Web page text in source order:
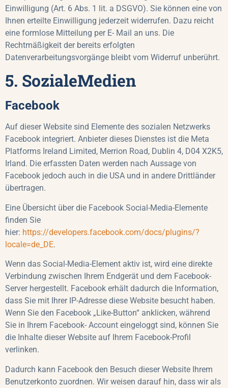
Einwilligung (Art. 6 Abs. 1 lit. a DSGVO). Sie können eine von
Ihnen erteilte Einwilligung jederzeit widerrufen. Dazu reicht
eine formlose Mitteilung per E- Mail an uns. Die
Rechtmäßigkeit der bereits erfolgten
Datenverarbeitungsvorgänge bleibt vom Widerruf unberührt.
5. SozialeMedien
Facebook
Auf dieser Website sind Elemente des sozialen Netzwerks
Facebook integriert. Anbieter dieses Dienstes ist die Meta
Platforms Ireland Limited, Merrion Road, Dublin 4, D04 X2K5,
Irland. Die erfassten Daten werden nach Aussage von
Facebook jedoch auch in die USA und in andere Drittländer
übertragen.
Eine Übersicht über die Facebook Social-Media-Elemente
finden Sie
hier: https://developers.facebook.com/docs/plugins/?
locale=de_DE.
Wenn das Social-Media-Element aktiv ist, wird eine direkte
Verbindung zwischen Ihrem Endgerät und dem Facebook-
Server hergestellt. Facebook erhält dadurch die Information,
dass Sie mit Ihrer IP-Adresse diese Website besucht haben.
Wenn Sie den Facebook „Like-Button“ anklicken, während
Sie in Ihrem Facebook- Account eingeloggt sind, können Sie
die Inhalte dieser Website auf Ihrem Facebook-Profil
verlinken.
Dadurch kann Facebook den Besuch dieser Website Ihrem
Benutzerkonto zuordnen. Wir weisen darauf hin, dass wir als